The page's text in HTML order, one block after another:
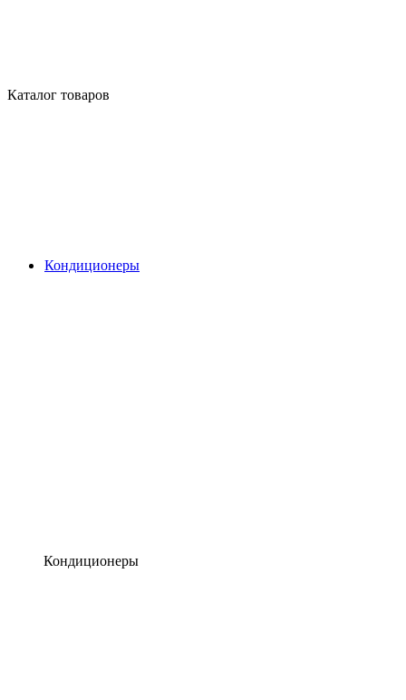
Каталог товаров
Кондиционеры
Кондиционеры